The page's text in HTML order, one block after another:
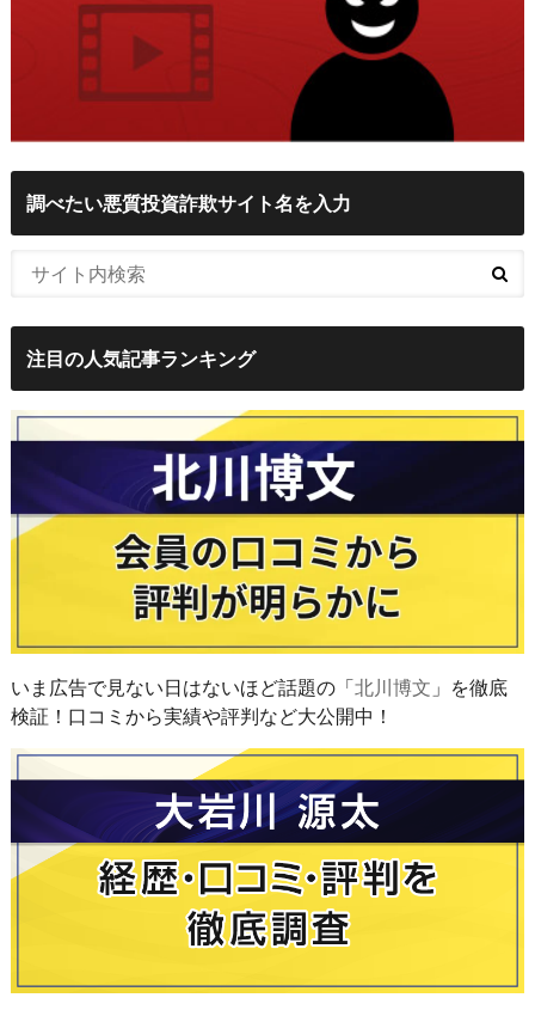
調べたい悪質投資詐欺サイト名を入力
注目の人気記事ランキング
いま広告で見ない日はないほど話題の「北川博文 」を徹底
検証！口コミから実績や評判など大公開中！